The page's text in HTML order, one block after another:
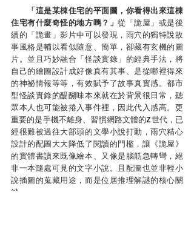
「這是某棟住宅的平面圖，你看得出來這棟
住宅有什麼奇怪的地方嗎？」從「詭屋」或是後
續的「詭畫」影片中可以發現，雨穴的獨特說故
事風格是輔以看似隨意、簡單，卻藏有玄機的圖
片。並且巧妙融合「怪談實錄」的經典手法，將
自己的繪圖設計成好像真有其事、是從哪裡得來
的神祕情報等等，有效賦予了故事真實感。都市
型怪談實錄的醍醐味本來就在於背景很日常，聽
眾本人也可能被捲入事件裡，因此代入感高。更
重要的是手機不離身、習慣網路文體的Z世代，已
經很難被過往大部頭的文學小說打動，雨穴精心
設計的配圖大大降低了閱讀的門檻，讓《詭屋》
的實體書讀來既像繪本、又像是腦筋急轉彎，絕
非一本隨處可見的文字小說。且配圖也並非輕小
說插圖的蒐藏用途，而是位居推理解謎的核心關
鍵。